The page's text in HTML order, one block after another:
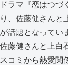
ドラマ『恋はつ
り、佐藤健さんと
が話題となってい
佐藤健さんと上白
スコミから熱愛関